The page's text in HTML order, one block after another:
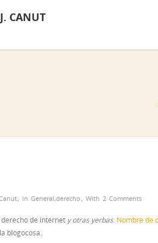
CANUT
, In General,derecho, With 2 Comments
de internet y otras yerbas. Nombre de
blogocosa.